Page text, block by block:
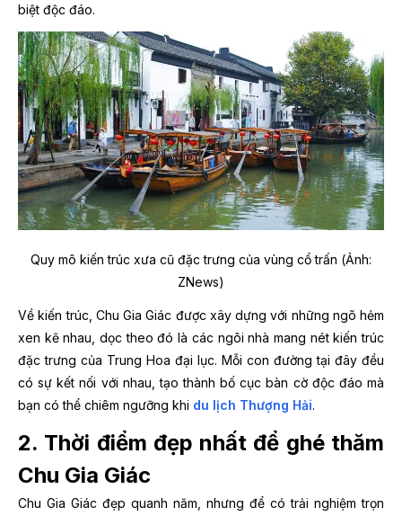
biệt độc đáo.
Quy mô kiến trúc xưa cũ đặc trưng của vùng cổ trấn (Ảnh:
ZNews)
Về kiến trúc, Chu Gia Giác được xây dựng với những ngõ hẻm
xen kẽ nhau, dọc theo đó là các ngôi nhà mang nét kiến trúc
đặc trưng của Trung Hoa đại lục. Mỗi con đường tại đây đều
có sự kết nối với nhau, tạo thành bố cục bàn cờ độc đáo mà
bạn có thể chiêm ngưỡng khi du lịch Thượng Hải.
2. Thời điểm đẹp nhất để ghé thăm
Chu Gia Giác
Chu Gia Giác đẹp quanh năm, nhưng để có trải nghiệm trọn